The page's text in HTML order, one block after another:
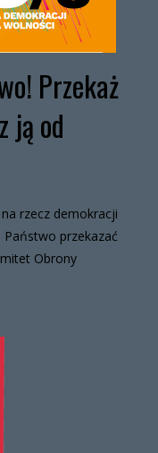
Przekaż
ją od
rzecz demokracji
przekazać
Obrony